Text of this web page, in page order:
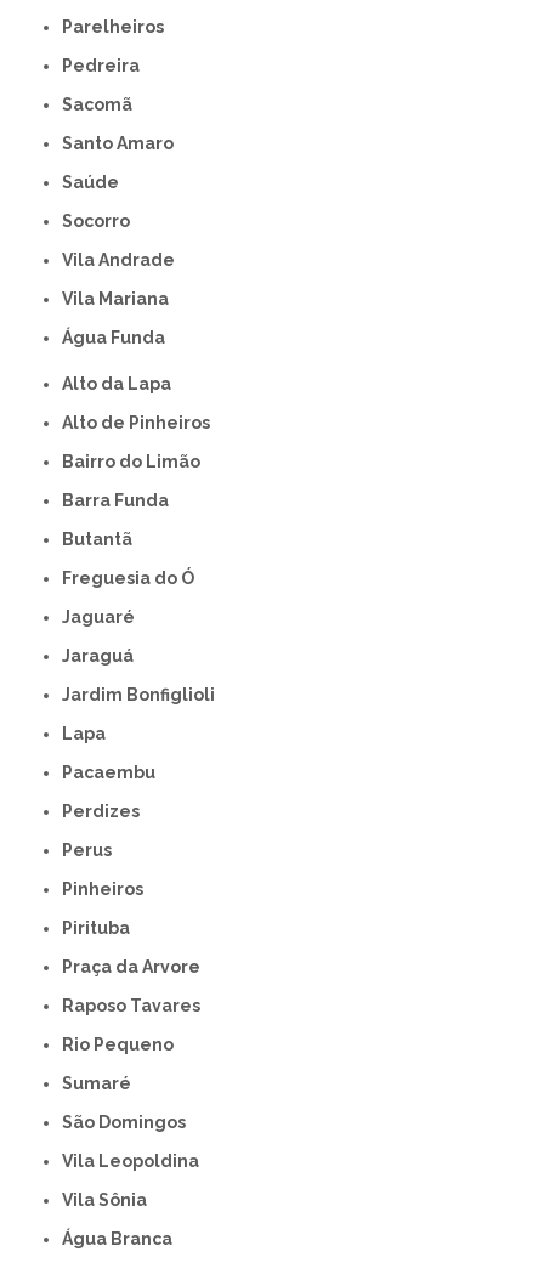
Parelheiros
Pedreira
Sacomã
Santo Amaro
Saúde
Socorro
Vila Andrade
Vila Mariana
Água Funda
Alto da Lapa
Alto de Pinheiros
Bairro do Limão
Barra Funda
Butantã
Freguesia do Ó
Jaguaré
Jaraguá
Jardim Bonfiglioli
Lapa
Pacaembu
Perdizes
Perus
Pinheiros
Pirituba
Praça da Arvore
Raposo Tavares
Rio Pequeno
Sumaré
São Domingos
Vila Leopoldina
Vila Sônia
Água Branca